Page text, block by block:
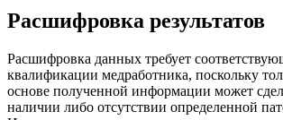
Расшифровка результатов
Расшифровка данных требует
квалификации медработника, поскольку
основе полученной информации может
наличии либо отсутствии определенной